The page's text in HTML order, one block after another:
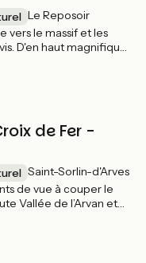
Le Reposoir
vers le massif et les
D'en haut magnifique
de Fer -
Saint-Sorlin-d'Arves
de vue à couper le
Vallée de l’Arvan et